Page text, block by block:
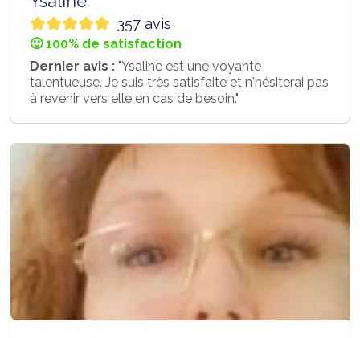
357 avis
🙂 100% de satisfaction
Dernier avis : "Ysaline est une voyante
talentueuse. Je suis très satisfaite et n'hésiterai pas
à revenir vers elle en cas de besoin."